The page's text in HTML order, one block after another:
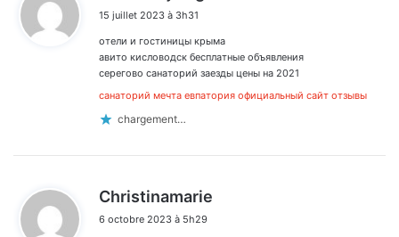
:
15 juillet 2023 à 3h31
отели и гостиницы крыма
авито кисловодск бесплатные объявления
серегово санаторий заезды цены на 2021
санаторий мечта евпатория официальный сайт отзывы
chargement…
Christinamarie
6 octobre 2023 à 5h29